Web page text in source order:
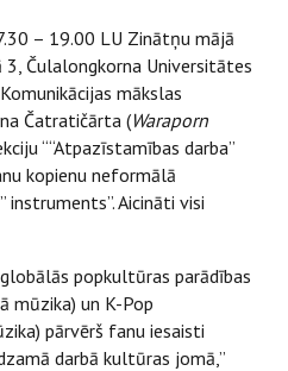
– 19.00 LU Zinātņu mājā
Čulalongkorna Universitātes
mākslas
Čatratičārta (Waraporn
““Atpazīstamības darba”
kopienu neformālā
instruments”. Aicināti visi
popkultūras parādības
mūzika) un K-Pop
pārvērš fanu iesaisti
darbā kultūras jomā,”